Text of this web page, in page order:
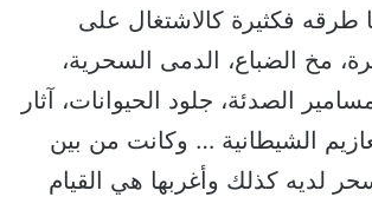
طرقه فكثيرة كالاشتغال على
مخ الضباع، الدمى السحرية،
الصدئة، جلود الحيوانات، آثار
الشيطانية … وكانت من بين
لديه كذلك وأغربها هي القيام